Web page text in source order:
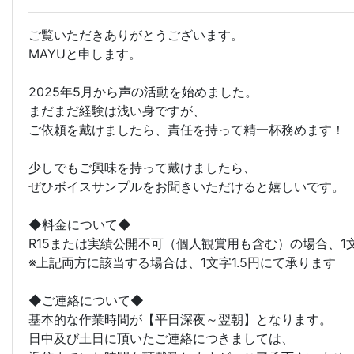
ご覧いただきありがとうございます。
MAYUと申します。
2025年5月から声の活動を始めました。
まだまだ経験は浅い身ですが、
ご依頼を戴けましたら、責任を持って精一杯務めます！
少しでもご興味を持って戴けましたら、
ぜひボイスサンプルをお聞きいただけると嬉しいです。
◆料金について◆
R15または実績公開不可（個人観賞用も含む）の場合、1
※上記両方に該当する場合は、1文字1.5円にて承ります
◆ご連絡について◆
基本的な作業時間が【平日深夜～翌朝】となります。
日中及び土日に頂いたご連絡につきましては、